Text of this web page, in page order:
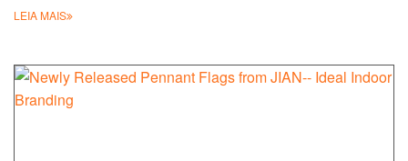
oferecem uma solução completa para sua campanha publicitária
Nosso emb
LEIA MAIS